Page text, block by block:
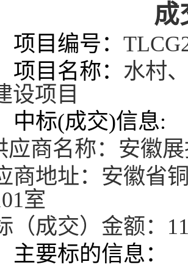
成
项目编号：
项目名称： 水村
设项目
中标(成交)信息:
应商名称：安徽
商地址：安徽省
室
（成交）金额：
主要标的信息：